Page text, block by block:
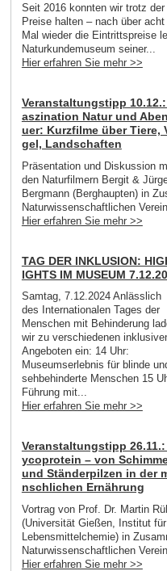
Seit 2016 konnten wir trotz
Preise halten – nach über
Mal wieder die Eintrittspreise
Naturkundemuseum seiner...
Hier erfahren Sie mehr >>
Veranstaltungstipp 10.12.:
aszination Natur und
uer: Kurzfilme über Tiere,
gel, Landschaften
Präsentation und Diskussion
den Naturfilmern Bergit &
Bergmann (Berghaupten) in
Naturwissenschaftlichen
Hier erfahren Sie mehr >>
TAG DER INKLUSION:
IGHTS IM MUSEUM
Samtag, 7.12.2024 Anlässlich
des Internationalen Tages der
Menschen mit Behinderung
wir zu verschiedenen
Angeboten ein: 14 Uhr:
Museumserlebnis für blinde
sehbehinderte Menschen 15
Führung mit...
Hier erfahren Sie mehr >>
Veranstaltungstipp 26.11.:
ycoprotein – von
und Ständerpilzen in der
nschlichen Ernährung
Vortrag von Prof. Dr. Martin
(Universität Gießen, Institut für
Lebensmittelchemie) in
Naturwissenschaftlichen
Hier erfahren Sie mehr >>